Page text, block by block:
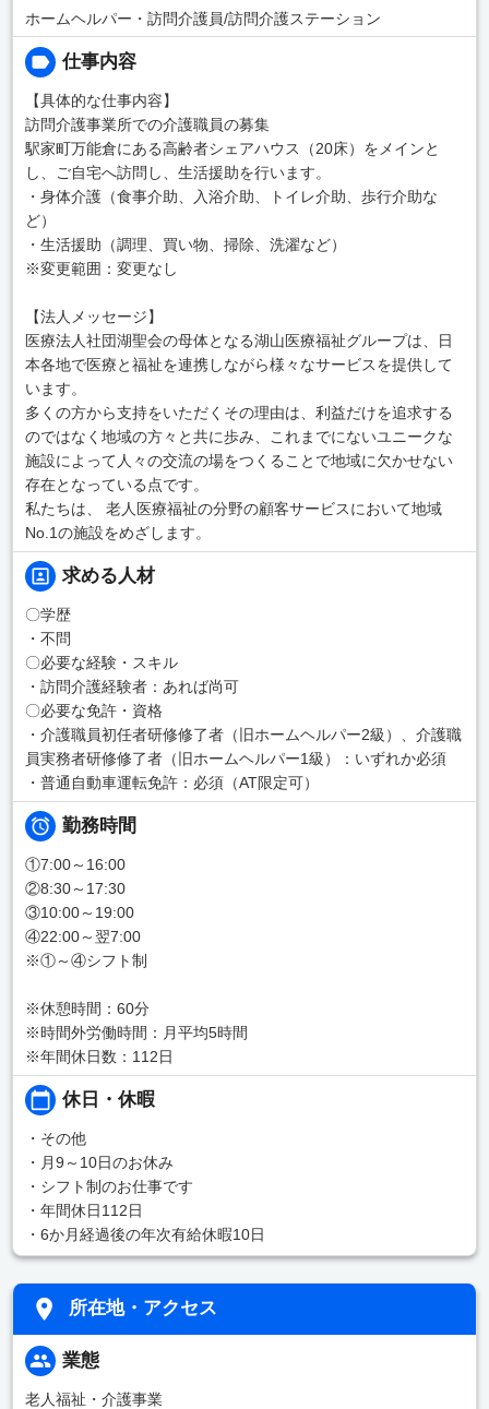
ホームヘルパー・訪問介護員/訪問介護ステーション
仕事内容
【具体的な仕事内容】
訪問介護事業所での介護職員の募集
駅家町万能倉にある高齢者シェアハウス（20床）をメインと
し、ご自宅へ訪問し、生活援助を行います。
・身体介護（食事介助、入浴介助、トイレ介助、歩行介助な
ど）
・生活援助（調理、買い物、掃除、洗濯など）
※変更範囲：変更なし
【法人メッセージ】
医療法人社団湖聖会の母体となる湖山医療福祉グループは、日
本各地で医療と福祉を連携しながら様々なサービスを提供して
います。
多くの方から支持をいただくその理由は、利益だけを追求する
のではなく地域の方々と共に歩み、これまでにないユニークな
施設によって人々の交流の場をつくることで地域に欠かせない
存在となっている点です。
私たちは、 老人医療福祉の分野の顧客サービスにおいて地域
No.1の施設をめざします。
求める人材
〇学歴
・不問
〇必要な経験・スキル
・訪問介護経験者：あれば尚可
〇必要な免許・資格
・介護職員初任者研修修了者（旧ホームヘルパー2級）、介護職
員実務者研修修了者（旧ホームヘルパー1級）：いずれか必須
・普通自動車運転免許：必須（AT限定可）
勤務時間
①7:00～16:00
②8:30～17:30
③10:00～19:00
④22:00～翌7:00
※①～④シフト制
※休憩時間：60分
※時間外労働時間：月平均5時間
※年間休日数：112日
休日・休暇
・その他
・月9～10日のお休み
・シフト制のお仕事です
・年間休日112日
・6か月経過後の年次有給休暇10日
所在地・アクセス
業態
老人福祉・介護事業